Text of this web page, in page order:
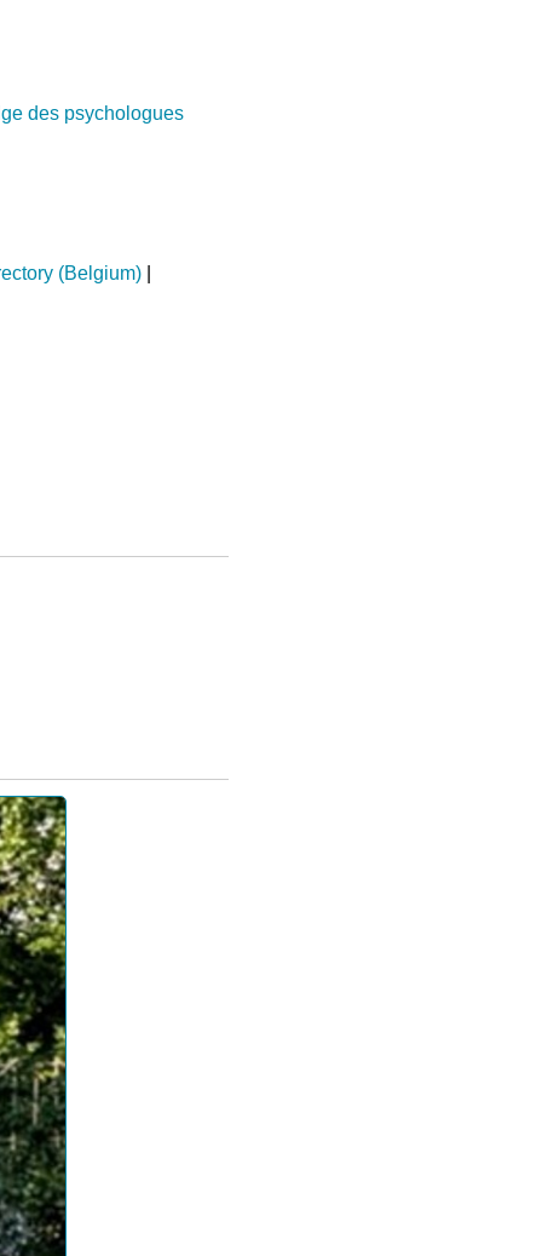
des psychologues
(Belgium)|